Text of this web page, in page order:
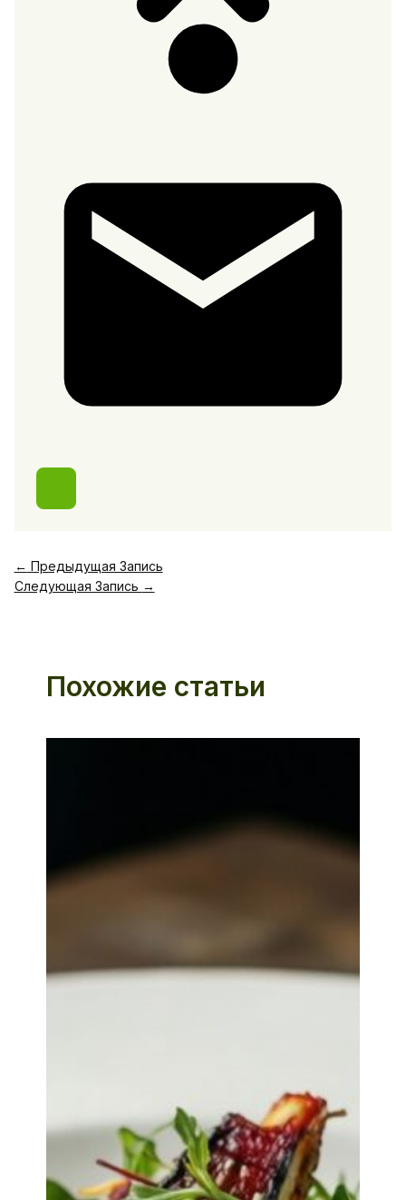
← Предыдущая Запись
Следующая Запись →
Похожие статьи